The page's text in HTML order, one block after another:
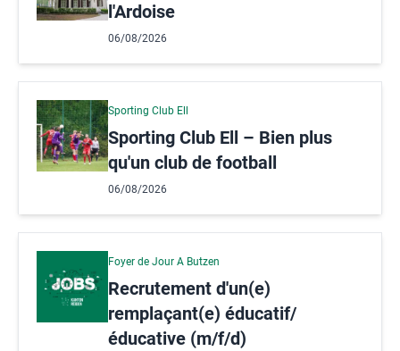
l'Ardoise
06/08/2026
Sporting Club Ell
Sporting Club Ell – Bien plus
qu'un club de football
06/08/2026
Foyer de Jour A Butzen
Recrutement d'un(e)
remplaçant(e) éducatif/
éducative (m/f/d)